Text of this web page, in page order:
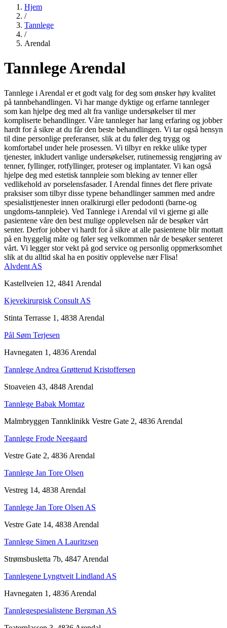
Hjem
/
Tannlege
/
Arendal
Tannlege Arendal
Tannlege i Arendal er et godt valg for deg som ønsker høy kvalitet
på tannbehandlingen. Vi har mange dyktige og erfarne tannleger
som kan hjelpe deg med alt fra vanlige undersøkelser til mer
kompliserte behandlinger. Våre tannleger har lang erfaring og jobber
hardt for å sikre at du får den beste behandlingen. Vi tar også hensyn
til dine personlige preferanser, slik at du føler deg trygg og
komfortabel under hele prosessen. Vi tilbyr en rekke ulike typer
tjenester, inkludert vanlige undersøkelser, rutinemessig rengjøring av
tenner, fyllinger, rotfyllinger, proteser og implantater. Vi kan også
hjelpe deg med estetisk tannpleie som bleking av tenner eller
vedlikehold av porselensfasader. I Arendal finnes det flere private
praksiser som tilbyr disse typene behandlinger sammen med andre
spesialisttjenester innen oralkirurgi eller pedodonti (barne-og
ungdoms-tannpleie). Ved Tannlege i Arendal vil vi gjerne gi alle
pasientene våre den best mulige opplevelsen når de besøker vårt
senter. Derfor jobber vi hardt for å sikre at alle pasientene blir mottatt
på en hyggelig måte og føler seg velkommen når de besøker senteret
vårt. Vi legger stor vekt på god service og personlig oppmerksomhet
slik at du alltid skal ha en positiv opplevelse nær Flisa!
Alvdent AS
Kastellveien 12, 4841 Arendal
Kjevekirurgisk Consult AS
Stinta Terrasse 1, 4838 Arendal
Pål Søm Terjesen
Havnegaten 1, 4836 Arendal
Tannlege Andrea Grøtterud Kristoffersen
Stoaveien 43, 4848 Arendal
Tannlege Babak Momtaz
Malmbryggen Tannklinikk Vestre Gate 2, 4836 Arendal
Tannlege Frode Neegaard
Vestre Gate 2, 4836 Arendal
Tannlege Jan Tore Olsen
Vestreg 14, 4838 Arendal
Tannlege Jan Tore Olsen AS
Vestre Gate 14, 4838 Arendal
Tannlege Simen A Lauritzsen
Strømsbusletta 7b, 4847 Arendal
Tannlegene Lyngtveit Lindland AS
Havnegaten 1, 4836 Arendal
Tannlegespesialistene Bergman AS